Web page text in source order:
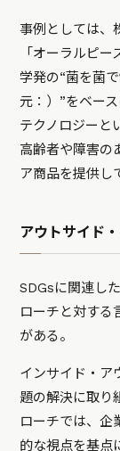
事例としては、
「オーラルピ
学発の“菌を菌
元：）”をベー
テクノロジーと
高齢者や障害の
ア商品を提供し
アウトサイド
SDGsに関連し
ローチと対する
がある。
インサイド・ア
題の解決に取り
ローチでは、企
的な視点を基点